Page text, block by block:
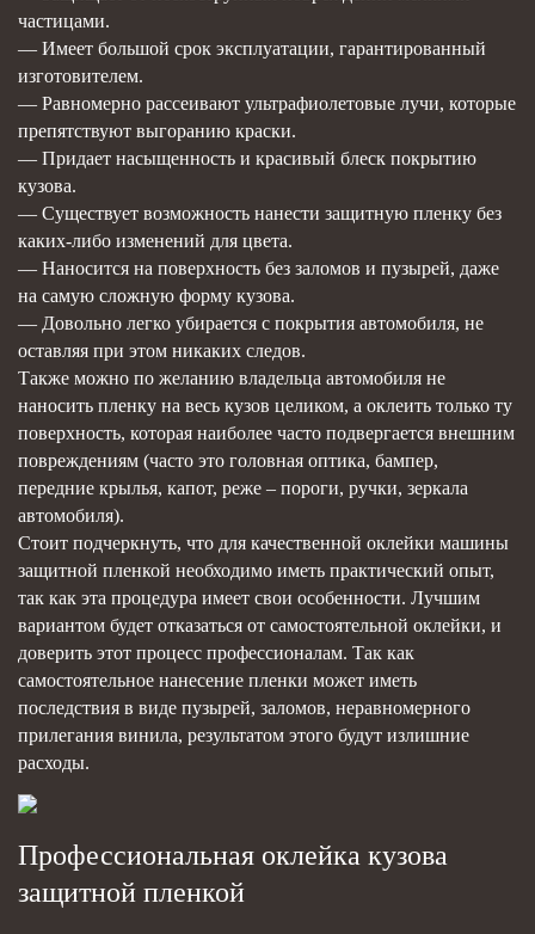
частицами.
— Имеет большой срок эксплуатации, гарантированный
изготовителем.
— Равномерно рассеивают ультрафиолетовые лучи, которые
препятствуют выгоранию краски.
— Придает насыщенность и красивый блеск покрытию
кузова.
— Существует возможность нанести защитную пленку без
каких-либо изменений для цвета.
— Наносится на поверхность без заломов и пузырей, даже
на самую сложную форму кузова.
— Довольно легко убирается с покрытия автомобиля, не
оставляя при этом никаких следов.
Также можно по желанию владельца автомобиля не
наносить пленку на весь кузов целиком, а оклеить только ту
поверхность, которая наиболее часто подвергается внешним
повреждениям (часто это головная оптика, бампер,
передние крылья, капот, реже – пороги, ручки, зеркала
автомобиля).
Стоит подчеркнуть, что для качественной оклейки машины
защитной пленкой необходимо иметь практический опыт,
так как эта процедура имеет свои особенности. Лучшим
вариантом будет отказаться от самостоятельной оклейки, и
доверить этот процесс профессионалам. Так как
самостоятельное нанесение пленки может иметь
последствия в виде пузырей, заломов, неравномерного
прилегания винила, результатом этого будут излишние
расходы.
Профессиональная оклейка кузова
защитной пленкой